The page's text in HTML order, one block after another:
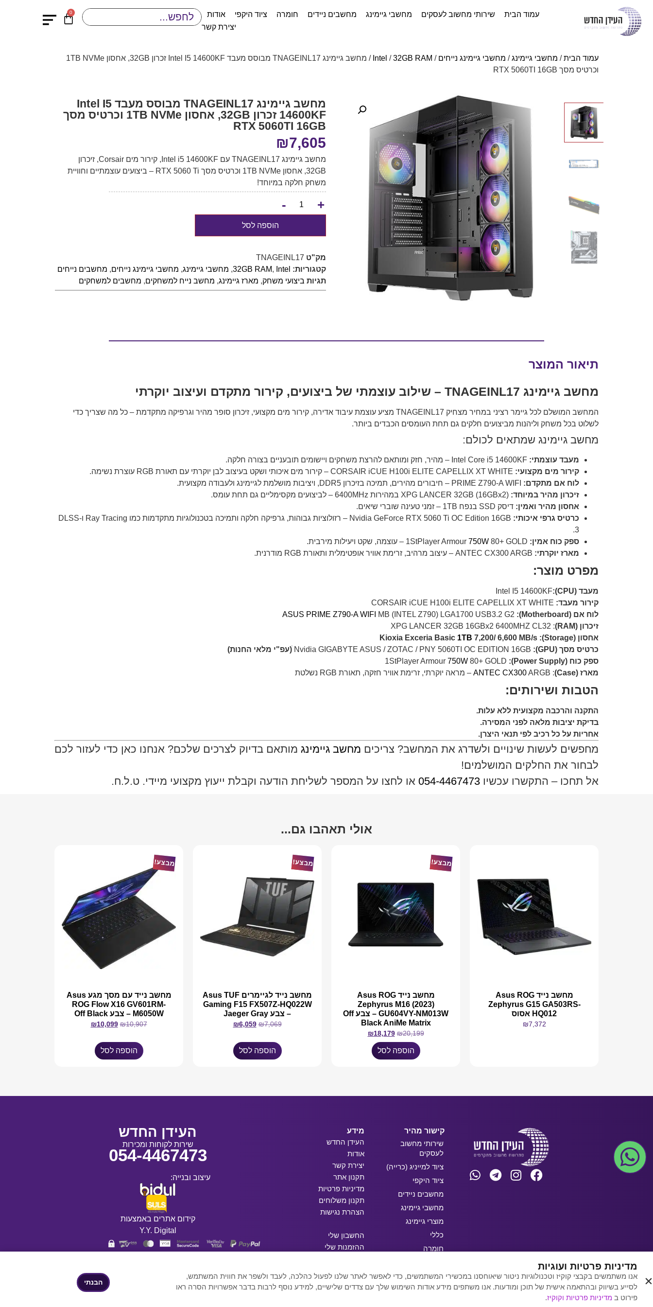
עמוד הבית שירותי מחשוב לעסקים מחשבי גיימינג מחשבים ניידים חומרה ציוד היקפי
אודות
יצירת קשר
0
עמוד הבית/ מחשבי גיימינג/ מחשבי גיימינג נייחים /
Intel /32GB RAM
/ מחשב גיימינג TNAGEINL17 מבוסס מעבד Intel I5 14600KF זכרון 32GB, אחסון 1TB NVMe
וכרטיס מסך RTX 5060TI 16GB
מחשב גיימינג TNAGEINL17 מבוסס מעבד Intel I5
14600KF זכרון 32GB, אחסון 1TB NVMe וכרטיס מסך
RTX 5060TI 16GB
₪7,605
מחשב גיימינג TNAGEINL17 עם Intel i5 14600KF, קירור מים Corsair, זיכרון
32GB, אחסון 1TB NVMe וכרטיס מסך RTX 5060 Ti – ביצועים עוצמתיים וחוויית
משחק חלקה במיוחד!
+
-
הוספה לסל
מק"ט TNAGEINL17
קטגוריות:
32GB RAM, Intel
, מחשבי גיימינג, מחשבי גיימינג נייחים, מחשבים נייחים
תגיות ביצועי משחק, מארז גיימינג, מחשב נייח למשחקים, מחשבים למשחקים
תיאור המוצר
מחשב גיימינג TNAGEINL17 – שילוב עוצמתי של ביצועים, קירור מתקדם ועיצוב יוקרתי
המחשב המושלם לכל גיימר רציני במחיר מצחיק TNAGEINL17 מציע עוצמת עיבוד אדירה, קירור מים מקצועי, זיכרון סופר מהיר וגרפיקה מתקדמת – כל מה שצריך כדי
לשלוט בכל משחק וליהנות מביצועים חלקים גם תחת העומסים הכבדים ביותר.
מחשב גיימינג שמתאים לכולם:
מעבד עוצמתי:
קירור מים מקצועי:
לוח אם מתקדם:
זיכרון מהיר במיוחד:
אחסון מהיר ואמין: דיסק SSD בנפח 1TB – זמני טעינה שוברי שיאים.
כרטיס גרפי איכותי:
Nvidia GeForce RTX 5060 Ti OC Edition 16GB – רזולוציות גבוהות, גרפיקה חלקה ותמיכה בטכנולוגיות מתקדמות כמו Ray Tracing ו-DLSS
3.
ספק כוח אמין:
750W 80+ GOLD – עוצמה, שקט ויעילות מירבית.
מארז יוקרתי:
מפרט מוצר:
מעבד (CPU):
Intel I5 14600KF
קירור מעבד:
לוח אם (Motherboard):
ASUS PRIME Z790-A WIFI MB (INTEL Z790) LGA1700 USB3.2 G2
זיכרון (RAM)
: XPG LANCER 32GB 16GBx2 6400MHZ CL32
אחסון (Storage): Kioxia Exceria Basic
1TB 7,200/ 6,600 MB/s
כרטיס מסך (GPU):
ׁ(עפ"י מלאי החנות)
ספק כוח (Power Supply):
750W 80+ GOLD
מארז (Case)
:
ANTEC CX300ARGB – מראה יוקרתי, זרימת אוויר חזקה, תאורת RGB נשלטת
הטבות ושירותים:
התקנה והרכבה מקצועית ללא עלות.
בדיקת יציבות מלאה לפני המסירה.
אחריות על כל רכיב לפי תנאי היצרן.
מחפשים לעשות שינויים ולשדרג את המחשב? צריכים מחשב גיימינג מותאם בדיוק לצרכים שלכם? אנחנו כאן כדי לעזור לכם
לבחור את החלקים המושלמים!
אל תחכו – התקשרו עכשיו 054-4467473 או לחצו על המספר לשליחת הודעה וקבלת ייעוץ מקצועי מיידי. ט.ל.ח.
אולי תאהבו גם...
מחשב נייד Asus ROG
Zephyrus G15 GA503RS-
HQ012 אסוס
₪7,372
מבצע!
מחשב נייד Asus ROG
Zephyrus M16 (2023)
GU604VY-NM013W – צבע Off
Black AniMe Matrix
₪20,199
₪18,179
הוספה לסל
מבצע!
מחשב נייד לגיימרים Asus TUF
Gaming F15 FX507Z-HQ022W
– צבע Jaeger Gray
₪7,069
₪6,059
הוספה לסל
מבצע!
מחשב נייד עם מסך מגע Asus
ROG Flow X16 GV601RM-
M6050W – צבע Off Black
₪10,907
₪10,099
הוספה לסל
קישור מהיר
שירותי מחשוב
לעסקים
ציוד למייניג (כרייה)
ציוד היקפי
מחשבים ניידים
מחשבי גיימינג
מוצרי גיימינג
כללי
חומרה
מידע
העידן החדש
אודות
יצירת קשר
תקנון אתר
מדיניות פרטיות
תקנון משלוחים
הצהרת נגישות
החשבון שלי
ההזמנות שלי
העידן החדש
שירות לקוחות ומכירות
054-4467473
עיצוב ובנייה:
קידום אתרים באמצעות
Y.Y. Digital
מדיניות פרטיות ועוגיות
אנו משתמשים בקבצי קוקיז וטכנולוגיות ניטור שיאוחסנו במכשירי המשתמשים, כדי לאפשר לאתר שלנו לפעול כהלכה, לעבד ולשפר את חווית המשתמש,
לסייע בשיווק ובהתאמה אישית של תוכן ומודעות. אנו משתפים מידע אודות השימוש שלך עם צדדים שלישיים, למידע נוסף לרבות בדבר אפשרויות הסרה ראו
פירוט ב מדיניות פרטיות וקוקיז.
הבנתי